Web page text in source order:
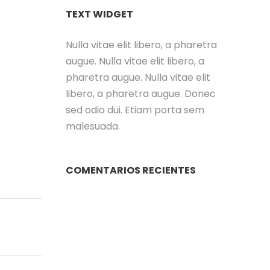
TEXT WIDGET
Nulla vitae elit libero, a pharetra
augue. Nulla vitae elit libero, a
pharetra augue. Nulla vitae elit
libero, a pharetra augue. Donec
sed odio dui. Etiam porta sem
malesuada.
COMENTARIOS RECIENTES